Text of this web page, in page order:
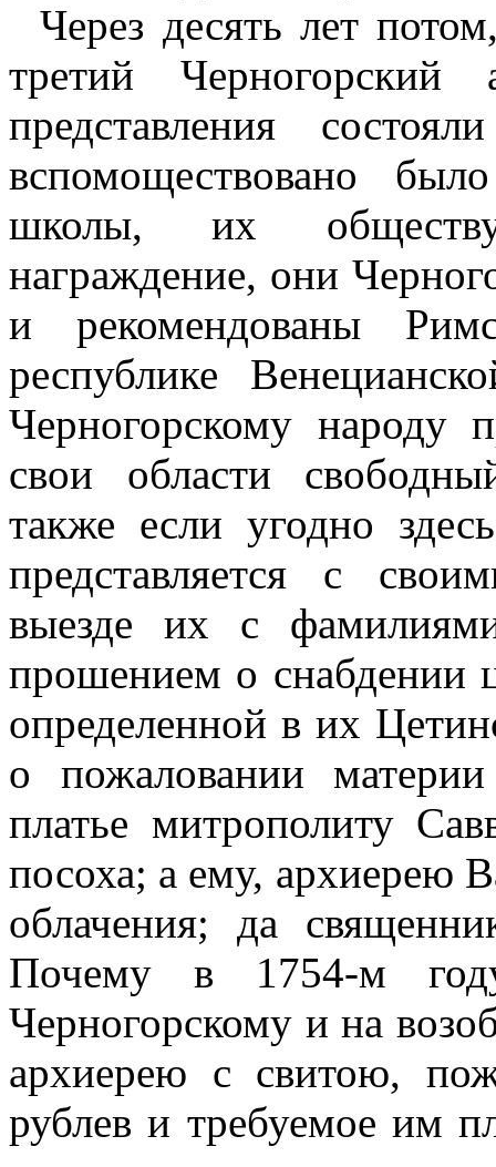
Через десять лет
третий Черногорский
представления
вспомоществовано
школы, их
награждение, они
и рекомендованы
республике
Черногорскому народу
свои области
также если угодно
представляется с
выезде
их с
прошением о снабдении
определенной в их
о пожаловании
платье митрополиту
посоха; а ему, apxиepeю
облачения; да
Почему в 1754-м
Черногорскому и на
архиерею с свитою,
рублев и требуемое им